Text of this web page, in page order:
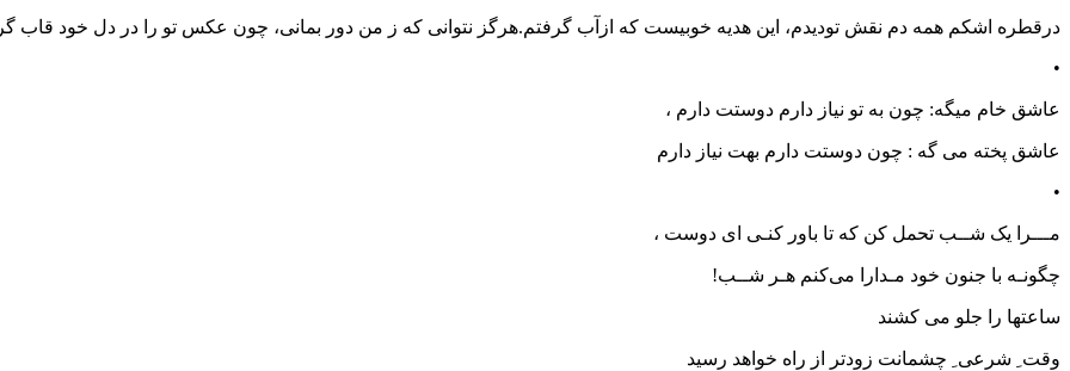
درقطره اشکم همه دم نقش تودیدم، این هدیه خوبیست که ازآب گرفتم.هرگز نتوانی که ز من دور بمانی، چون عکس تو را در دل خود قاب
•
عاشق خام میگه: چون به تو نیاز دارم دوستت دارم ،
عاشق پخته می گه : چون دوستت دارم بهت نیاز دارم
•
مـــرا یک شــب تحمل کن که تا باور کنـی ای دوست ،
چگونـه با جنون خود مـدارا می‌کنم هـر شــب!
ساعتها را جلو می کشند
وقت ِ شرعی ِ چشمانت زودتر از راه خواهد رسید